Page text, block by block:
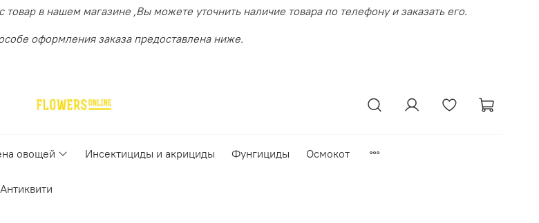
в нашем магазине ,Вы можете уточнить наличие товара по телефону и заказать его.
оформления заказа предоставлена ниже.
овощей Инсектициды и акрициды Фунгициды Осмокот
Антиквити